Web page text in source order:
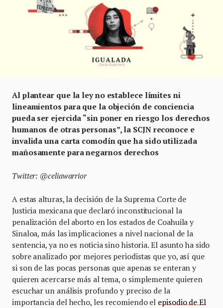
Al plantear que la ley no establece límites ni
lineamientos para que la objeción de conciencia
pueda ser ejercida “sin poner en riesgo los derechos
humanos de otras personas”, la SCJN reconoce e
invalida una carta comodín que ha sido utilizada
mañosamente para negarnos derechos
Twitter: @celiawarrior
A estas alturas, la decisión de la Suprema Corte de
Justicia mexicana que declaró inconstitucional la
penalización del aborto en los estados de Coahuila y
Sinaloa, más las implicaciones a nivel nacional de la
sentencia, ya no es noticia sino historia. El asunto ha sido
sobre analizado por mejores periodistas que yo, así que
si son de las pocas personas que apenas se enteran y
quieren acercarse más al tema, o simplemente quieren
escuchar un análisis profundo y preciso de la
importancia del hecho, les recomiendo elepisodio de El